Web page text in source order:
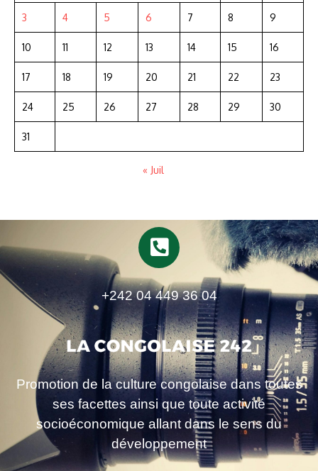
3 4 5 6 7 8 9
10 11 12 13 14 15 16
17 18 19 20 21 22 23
24 25 26 27 28 29 30
31
« Juil
+242 04 449 36 04
Promotion de la culture congolaise dans toutes
ses facettes ainsi que toute activité
socioéconomique allant dans le sens du
développement